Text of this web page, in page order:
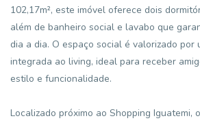
102,17m², este imóvel oferece dois
além de banheiro social e lavabo que
dia a dia. O espaço social é valorizado por
integrada ao living, ideal para receber
estilo e funcionalidade.
Localizado próximo ao Shopping Iguatemi,